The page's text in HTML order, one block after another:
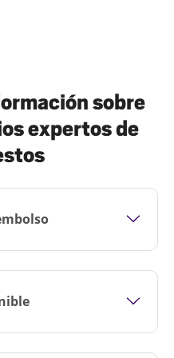
sobre
expertos de